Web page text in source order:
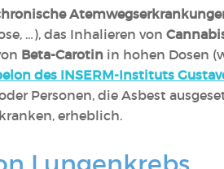
…), das Inhalieren von
Beta-Carotin in hohen Dosen
des INSERM-Instituts
Personen, die Asbest
erheblich.